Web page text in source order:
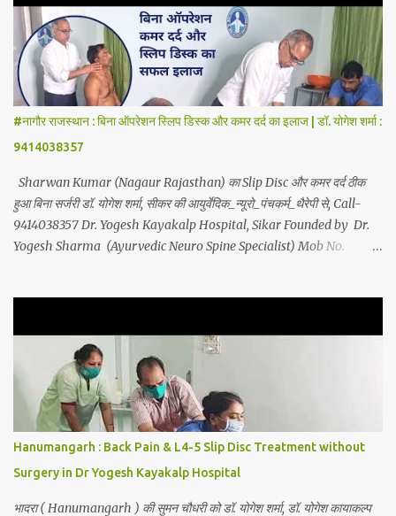
Knee Joint Pain , Planter Fascitis, Spine and Joints problems
without surgery by Ayurvedic Neuro Panchkarma Therapy .
Ayurvedic Neuro Panchkarma Therapy is a combination of
Ayurvedic Neuro Therapy , Nadi Steam Therapy , Acupuncture
Therapy , Cuping Therapy , Yoga-Sadhna Therapy . Apart from
this, the successful treatment of Migraine (Headache) , gas-
acidity, petadard - dharan (Abdominal Pain), aanv (Ame...
#नागौर राजस्थान : बिना ऑपरेशन स्लिप डिस्क और कमर दर्द का इलाज | डॉ. योगेश शर्मा :
9414038357
Sharwan Kumar (Nagaur Rajasthan) का Slip Disc और कमर दर्द ठीक
हुआ बिना सर्जरी डॉ. योगेश शर्मा, सीकर की आयुर्वेदिक_न्यूरो_पंचकर्म_थैरेपी से, Call-
9414038357 Dr. Yogesh Kayakalp Hospital, Sikar Founded by Dr.
Yogesh Sharma (Ayurvedic Neuro Spine Specialist) Mob No.
Knee Joint Pain , Planter Fascitis, Spine and Joints problems
without surgery by Ayurvedic Neuro Panchkarma Therapy .
Ayurvedic Neuro Panchkarma Therapy is a combination of
Ayurvedic Neuro Therapy , Nadi Steam Therapy , Acupuncture
Therapy , Cuping Therapy , Yoga-Sadhna Therapy . Apart from
this, the successful treatment of Migraine (Headache) , gas-
acidity, petadard - dharan (Abdominal Pain), aanv (Amebiasis),
mar...
Hanumangarh : Back Pain & L4-5 Slip Disc Treatment without
Surgery in Dr Yogesh Kayakalp Hospital
भादरा ( Hanumangarh ) की सुमन चौधरी को डॉ. योगेश शर्मा, डॉ. योगेश कायाकल्प